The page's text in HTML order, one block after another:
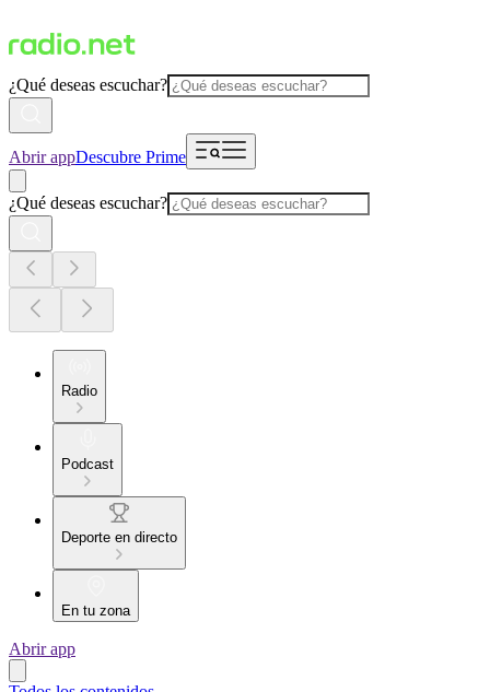
¿Qué deseas escuchar?
Abrir appDescubre Prime
¿Qué deseas escuchar?
Radio
Podcast
Deporte en directo
En tu zona
Abrir app